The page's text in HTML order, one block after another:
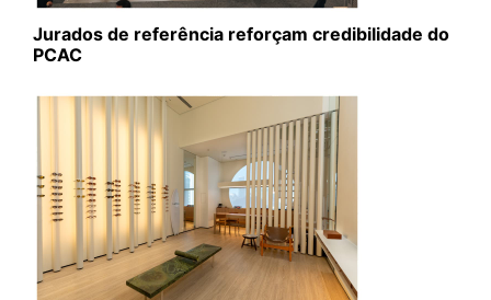
Jurados de referência reforçam credibilidade do
PCAC